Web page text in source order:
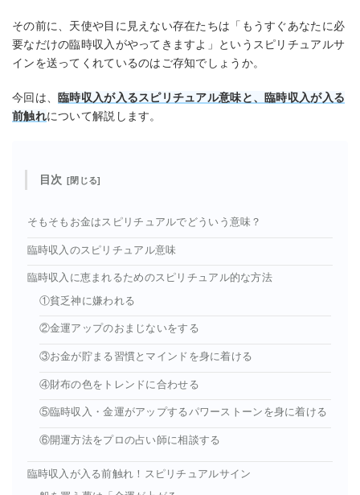
その前に、天使や目に見えない存在たちは「もうすぐあなたに必
要なだけの臨時収入がやってきますよ」というスピリチュアルサ
インを送ってくれているのはご存知でしょうか。
今回は、 臨時収入が入るスピリチュアル意味と、臨時収入が入る
前触れについて解説します。
目次
そもそもお金はスピリチュアルでどういう意味？
臨時収入のスピリチュアル意味
臨時収入に恵まれるためのスピリチュアル的な方法
①貧乏神に嫌われる
②金運アップのおまじないをする
③お金が貯まる習慣とマインドを身に着ける
④財布の色をトレンドに合わせる
⑤臨時収入・金運がアップするパワーストーンを身に着ける
⑥開運方法をプロの占い師に相談する
臨時収入が入る前触れ！スピリチュアルサイン